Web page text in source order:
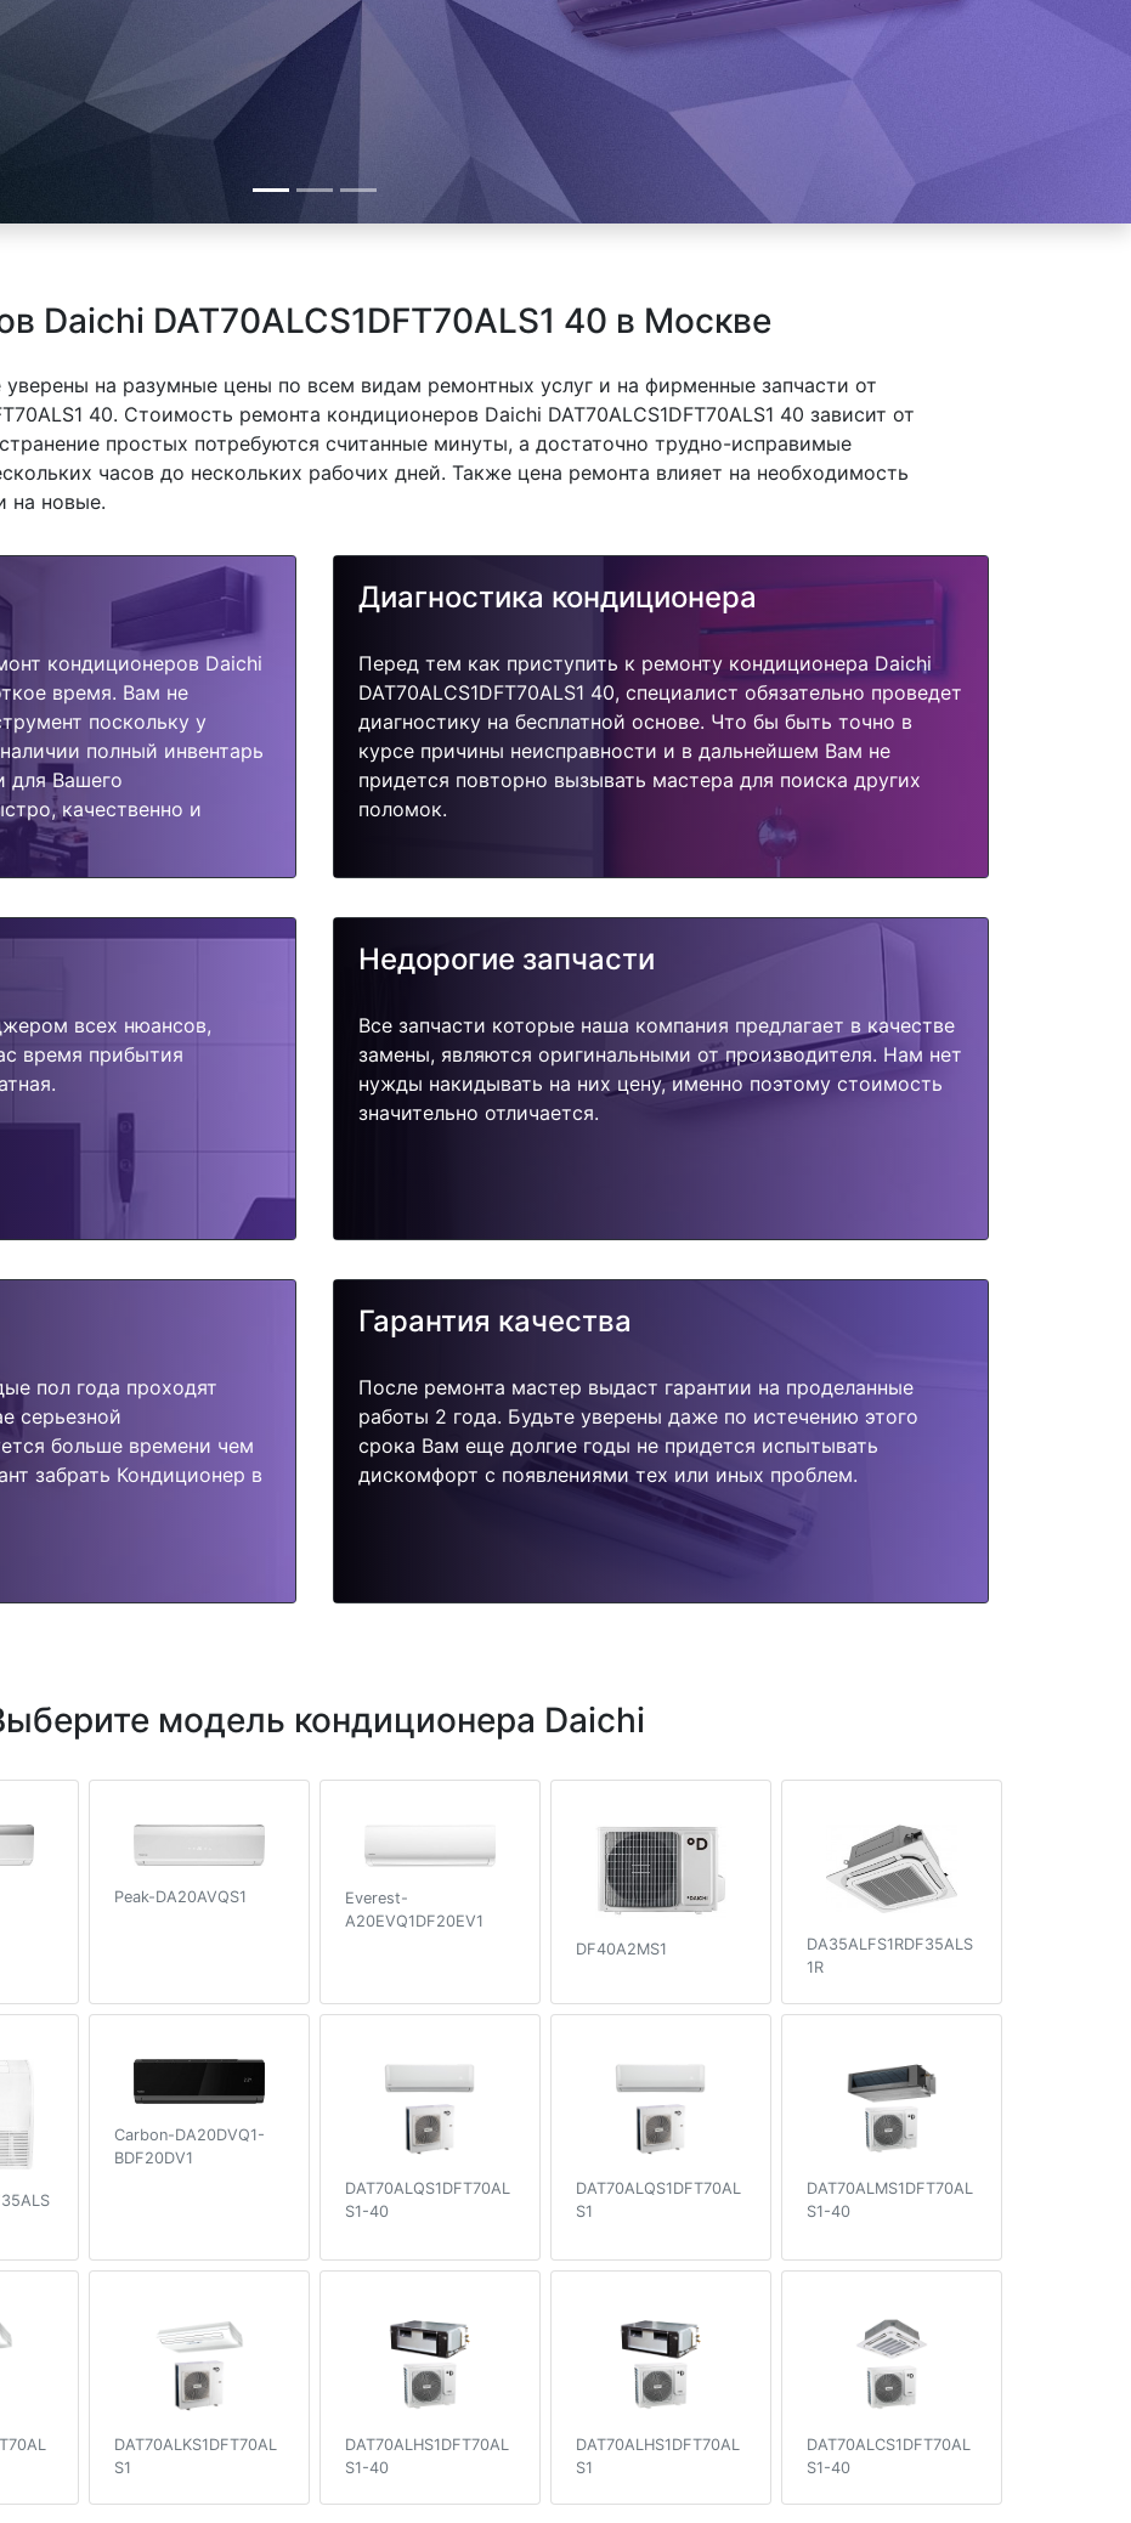
Daichi DAT70ALCS1DFT70ALS1 40 в Москве
на разумные цены по всем видам ремонтных услуг и на фирменные запчасти от
40. Стоимость ремонта кондиционеров Daichi DAT70ALCS1DFT70ALS1 40 зависит от
простых потребуются считанные минуты, а достаточно трудно-исправимые
часов до нескольких рабочих дней. Также цена ремонта влияет на необходимость
на новые.
кондиционеров Daichi
время. Вам не
поскольку у
полный инвентарь
для Вашего
качественно и
Диагностика кондиционера
Перед тем как приступить к ремонту кондиционера Daichi
DAT70ALCS1DFT70ALS1 40, специалист обязательно проведет
диагностику на бесплатной основе. Что бы быть точно в
курсе причины неисправности и в дальнейшем Вам не
придется повторно вызывать мастера для поиска других
поломок.
всех нюансов,
время прибытия
Недорогие запчасти
Все запчасти которые наша компания предлагает в качестве
замены, являются оригинальными от производителя. Нам нет
нужды накидывать на них цену, именно поэтому стоимость
значительно отличается.
пол года проходят
серьезной
больше времени чем
забрать Кондиционер в
Гарантия качества
После ремонта мастер выдаст гарантии на проделанные
работы 2 года. Будьте уверены даже по истечению этого
срока Вам еще долгие годы не придется испытывать
дискомфорт с появлениями тех или иных проблем.
модель кондиционера Daichi
Peak-DA20AVQS1
Everest-
A20EVQ1DF20EV1
DF40A2MS1
DA35ALFS1RDF35ALS
1R
Carbon-DA20DVQ1-
BDF20DV1
DAT70ALQS1DFT70AL
S1-40
DAT70ALQS1DFT70AL
S1
DAT70ALMS1DFT70AL
S1-40
DAT70ALKS1DFT70AL
S1
DAT70ALHS1DFT70AL
S1-40
DAT70ALHS1DFT70AL
S1
DAT70ALCS1DFT70AL
S1-40